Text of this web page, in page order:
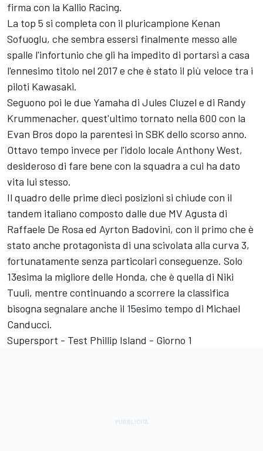
firma con la Kallio Racing.
La top 5 si completa con il pluricampione Kenan
Sofuoglu, che sembra essersi finalmente messo alle
spalle l'infortunio che gli ha impedito di portarsi a casa
l'ennesimo titolo nel 2017 e che è stato il più veloce tra i
piloti Kawasaki.
Seguono poi le due Yamaha di Jules Cluzel e di Randy
Krummenacher, quest'ultimo tornato nella 600 con la
Evan Bros dopo la parentesi in SBK dello scorso anno.
Ottavo tempo invece per l'idolo locale Anthony West,
desideroso di fare bene con la squadra a cui ha dato
vita lui stesso.
Il quadro delle prime dieci posizioni si chiude con il
tandem italiano composto dalle due MV Agusta di
Raffaele De Rosa ed Ayrton Badovini, con il primo che è
stato anche protagonista di una scivolata alla curva 3,
fortunatamente senza particolari conseguenze. Solo
13esima la migliore delle Honda, che è quella di Niki
Tuuli, mentre continuando a scorrere la classifica
bisogna segnalare anche il 15esimo tempo di Michael
Canducci.
Supersport - Test Phillip Island - Giorno 1